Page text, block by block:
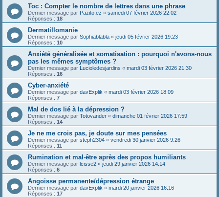
Toc : Compter le nombre de lettres dans une phrase
Dernier message par Pazito.ez « samedi 07 février 2026 22:02
Réponses : 18
Dermatillomanie
Dernier message par Sophiablabla « jeudi 05 février 2026 19:23
Réponses : 10
Anxiété généralisée et somatisation : pourquoi n'avons-nous
pas les mêmes symptômes ?
Dernier message par Lucioledesjardins « mardi 03 février 2026 21:30
Réponses : 16
Cyber-anxiété
Dernier message par davExplik « mardi 03 février 2026 18:09
Réponses : 7
Mal de dos lié à la dépression ?
Dernier message par Totovander « dimanche 01 février 2026 17:59
Réponses : 14
Je ne me crois pas, je doute sur mes pensées
Dernier message par steph2304 « vendredi 30 janvier 2026 9:26
Réponses : 11
Rumination et mal-être après des propos humiliants
Dernier message par lcisse2 « jeudi 29 janvier 2026 14:14
Réponses : 6
Angoisse permanente/dépression étrange
Dernier message par davExplik « mardi 20 janvier 2026 16:16
Réponses : 17